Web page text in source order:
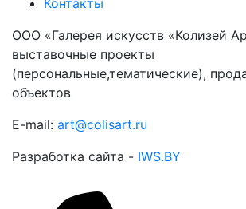
Контакты
ООО «Галерея искусств «Колизей
выставочные проекты
(персональные,тематические),
объектов
E-mail: art@colisart.ru
Разработка сайта - IWS.BY